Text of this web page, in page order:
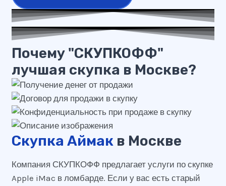
Почему "СКУПКОФФ"
лучшая скупка в Москве?
Скупка Аймак в Москве
Компания СКУПКОФФ предлагает услуги по скупке
Apple iMac в ломбарде. Если у вас есть старый